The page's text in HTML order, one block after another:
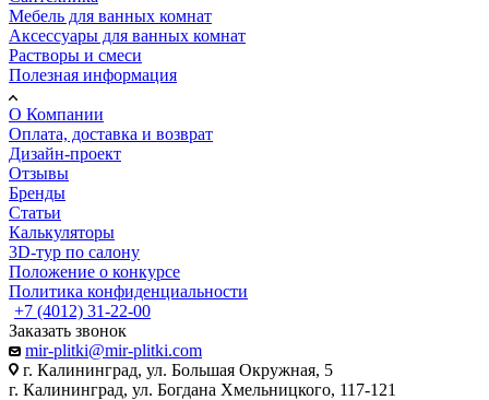
Мебель для ванных комнат
Аксессуары для ванных комнат
Растворы и смеси
Полезная информация
О Компании
Оплата, доставка и возврат
Дизайн-проект
Отзывы
Бренды
Статьи
Калькуляторы
3D-тур по салону
Положение о конкурсе
Политика конфиденциальности
+7 (4012) 31-22-00
Заказать звонок
mir-plitki@mir-plitki.com
г. Калининград, ул. Большая Окружная, 5
г. Калининград, ул. Богдана Хмельницкого, 117-121